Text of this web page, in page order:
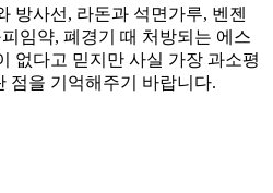
방사선, 라돈과 석면가루, 벤젠
임약, 폐경기 때 처방되는 에스
없다고 믿지만 사실 가장 과소평
점을 기억해주기 바랍니다.